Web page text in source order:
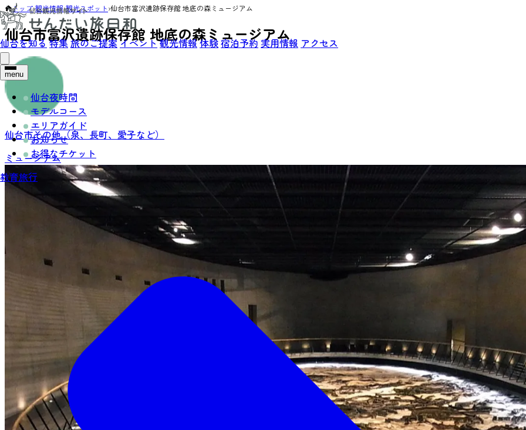
仙台を知る 特集旅のご提案イベント観光情報体験宿泊予約 実用情報 アクセス
menu
仙台夜時間
モデルコース
エリアガイド
お知らせ
お得なチケット
教育旅行
トップ›観光情報›観光スポット›仙台市富沢遺跡保存館 地底の森ミュージアム
仙台市富沢遺跡保存館 地底の森ミュージアム
仙台市その他（泉、長町、愛子など）
ミュージアム